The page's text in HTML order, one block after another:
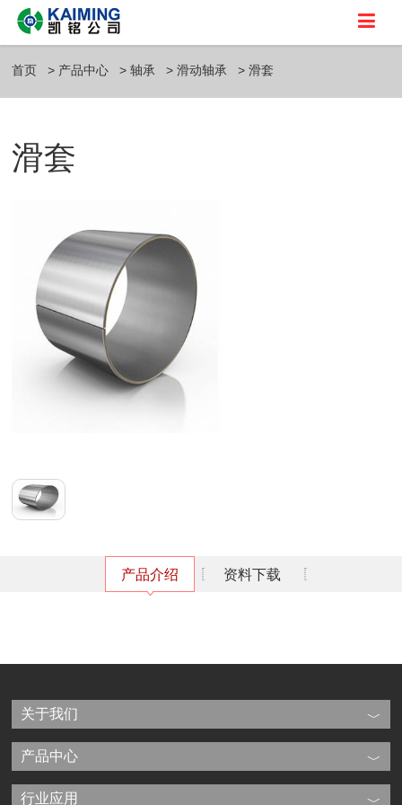
首页 产品中心 轴承 滑动轴承 滑套
滑套
产品介绍 资料下载
关于我们
产品中心
行业应用